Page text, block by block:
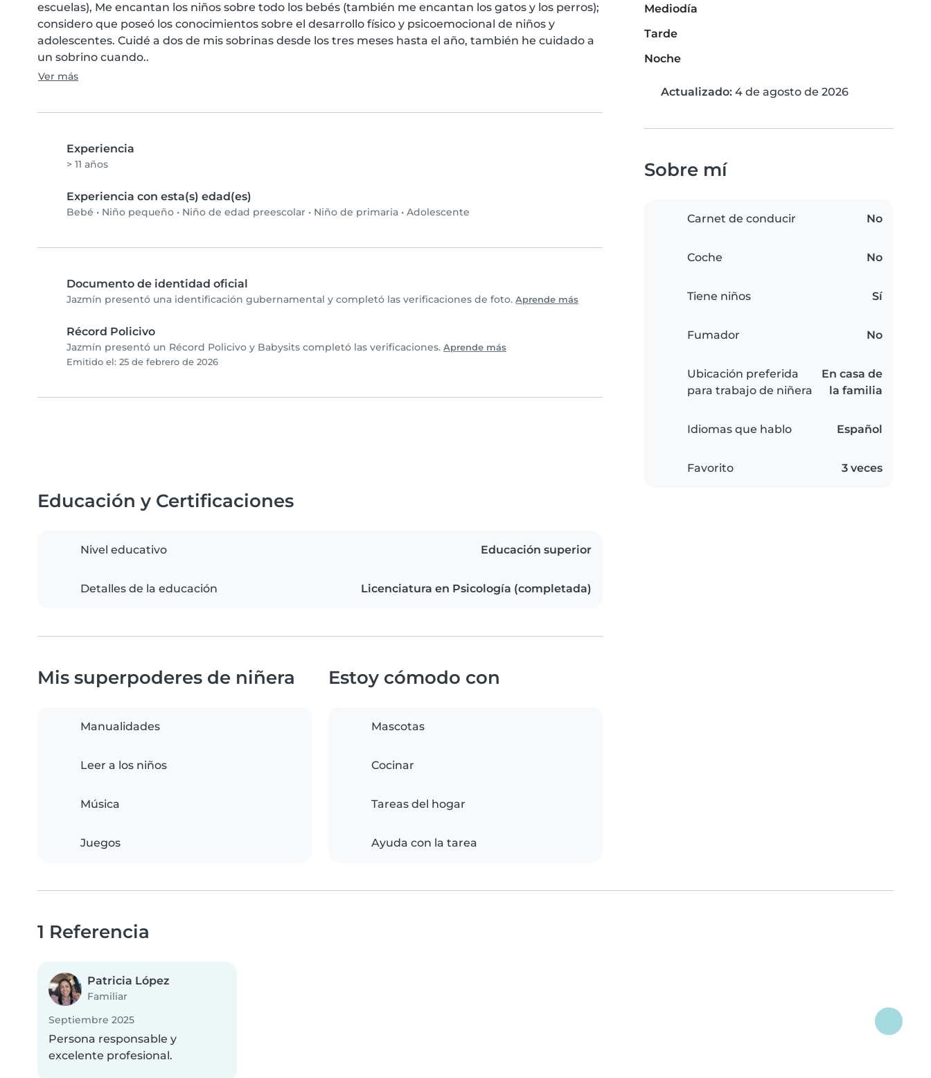
escuelas), Me encantan los niños sobre todo los bebés (también me encantan los gatos y los perros);
considero que poseó los conocimientos sobre el desarrollo físico y psicoemocional de niños y
adolescentes. Cuidé a dos de mis sobrinas desde los tres meses hasta el año, también he cuidado a
un sobrino cuando..
Ver más
Experiencia
> 11 años
Experiencia con esta(s) edad(es)
Bebé • Niño pequeño • Niño de edad preescolar • Niño de primaria • Adolescente
Documento de identidad oficial
Jazmín presentó una identificación gubernamental y completó las verificaciones de foto. Aprende más
Récord Policivo
Jazmín presentó un Récord Policivo y Babysits completó las verificaciones. Aprende más
Emitido el: 25 de febrero de 2026
Mediodía
Tarde
Noche
Actualizado: 4 de agosto de 2026
Sobre mí
Carnet de conducir No
Coche No
Tiene niños Sí
Fumador No
Ubicación preferida
para trabajo de niñera
En casa de
la familia
Idiomas que hablo Español
Favorito 3 veces
Educación y Certificaciones
Nivel educativo Educación superior
Detalles de la educación Licenciatura en Psicología (completada)
Mis superpoderes de niñera
Manualidades
Leer a los niños
Música
Juegos
Estoy cómodo con
Mascotas
Cocinar
Tareas del hogar
Ayuda con la tarea
1 Referencia
Patricia López
Familiar
Septiembre 2025
Persona responsable y
excelente profesional.